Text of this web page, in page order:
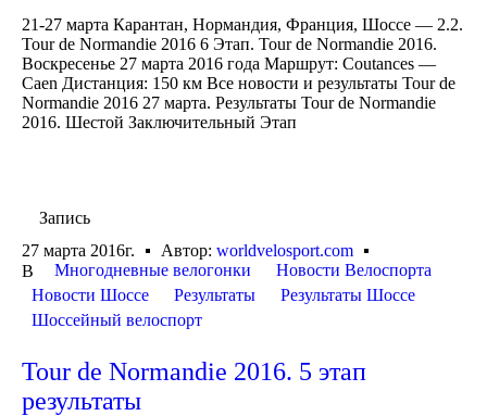
21-27 марта Карантан, Нормандия, Франция, Шоссе — 2.2.
Tour de Normandie 2016 6 Этап. Tour de Normandie 2016.
Воскресенье 27 марта 2016 года Маршрут: Coutances —
Caen Дистанция: 150 км Все новости и результаты Tour de
Normandie 2016 27 марта. Результаты Tour de Normandie
2016. Шестой Заключительный Этап
Запись
27 марта 2016г.
Автор: worldvelosport.com
В
Многодневные велогонки
Новости Велоспорта
Новости Шоссе
Результаты
Результаты Шоссе
Шоссейный велоспорт
Tour de Normandie 2016. 5 этап
результаты